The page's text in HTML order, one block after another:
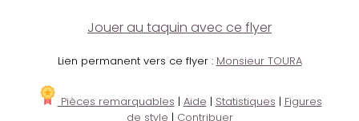
Jouer au taquin avec ce flyer
Lien permanent vers ce flyer : Monsieur TOURA
Pièces remarquables | Aide | Statistiques | Figures
de style | Contribuer